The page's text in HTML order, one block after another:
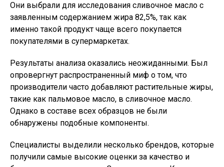
Они выбрали для исследования сливочное масло с
заявленным содержанием жира 82,5%, так как
именно такой продукт чаще всего покупается
покупателями в супермаркетах.
Результаты анализа оказались неожиданными. Был
опровергнут распространенный миф о том, что
производители часто добавляют растительные жиры,
такие как пальмовое масло, в сливочное масло.
Однако в составе всех образцов не были
обнаружены подобные компоненты.
Специалисты выделили несколько брендов, которые
получили самые высокие оценки за качество и